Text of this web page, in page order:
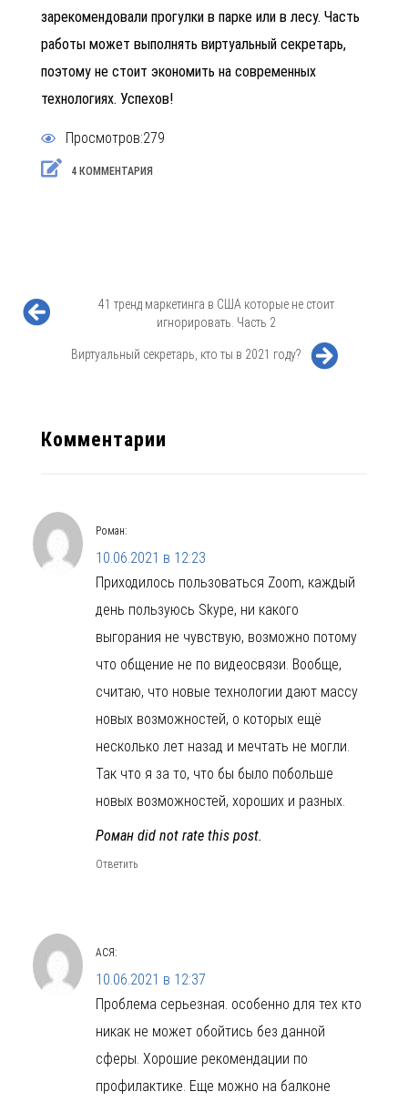
зарекомендовали прогулки в парке или в лесу. Часть
работы может выполнять виртуальный секретарь,
поэтому не стоит экономить на современных
технологиях. Успехов!
Просмотров:279
4 КОММЕНТАРИЯ
41 тренд маркетинга в США которые не стоит
игнорировать. Часть 2
Виртуальный секретарь, кто ты в 2021 году?
Комментарии
Роман:
10.06.2021 в 12:23
Приходилось пользоваться Zoom, каждый
день пользуюсь Skype, ни какого
выгорания не чувствую, возможно потому
что общение не по видеосвязи. Вообще,
считаю, что новые технологии дают массу
новых возможностей, о которых ещё
несколько лет назад и мечтать не могли.
Так что я за то, что бы было побольше
новых возможностей, хороших и разных.
Роман did not rate this post.
Ответить
АСЯ:
10.06.2021 в 12:37
Проблема серьезная. особенно для тех кто
никак не может обойтись без данной
сферы. Хорошие рекомендации по
профилактике. Еще можно на балконе